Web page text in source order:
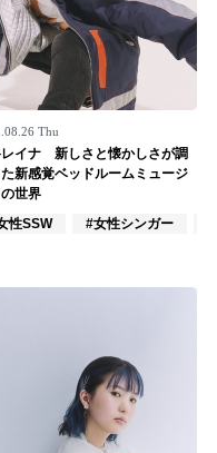
イカー
Thu
イナ 新しさと懐かしさが調
新感覚ベッドルームミュージ
世界
性SSW
#女性シンガー